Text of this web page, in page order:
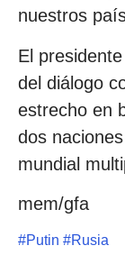
nuestros
El
del diálogo
estrecho en
dos
mundial
mem/gfa
#Putin #Rusia